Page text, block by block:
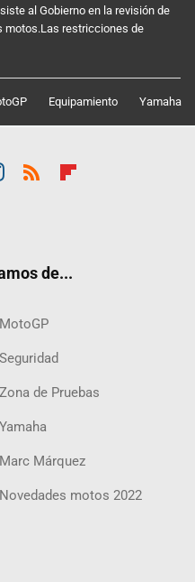
al Gobierno en la revisión de
motos.Las restricciones de
Equipamiento Yamaha
de...
MotoGP
Seguridad
Zona de Pruebas
Yamaha
Marc Márquez
Novedades motos 2022